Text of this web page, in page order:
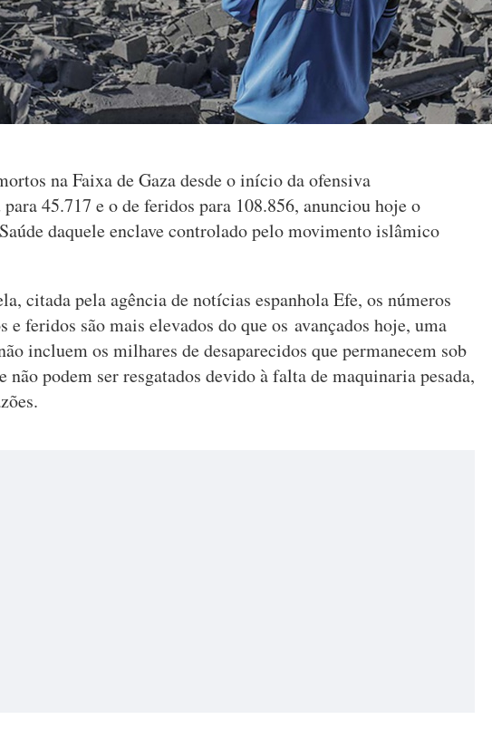
na Faixa de Gaza desde o início da ofensiva
45.717 e o de feridos para 108.856, anunciou hoje o
daquele enclave controlado pelo movimento islâmico
citada pela agência de notícias espanhola Efe, os números
e feridos são mais elevados do que os avançados hoje, uma
incluem os milhares de desaparecidos que permanecem sob
não podem ser resgatados devido à falta de maquinaria pesada,